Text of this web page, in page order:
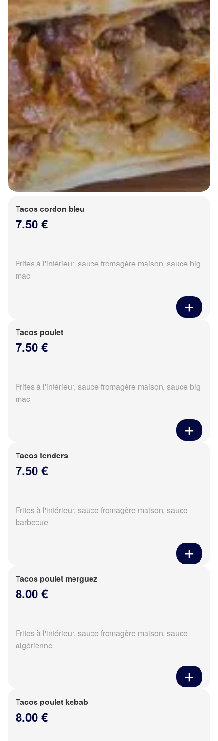
Tacos cordon bleu
7.50 €
Frites à l'intérieur, sauce fromagère maison, sauce big
mac
Tacos poulet
7.50 €
Frites à l'intérieur, sauce fromagère maison, sauce big
mac
Tacos tenders
7.50 €
Frites à l'intérieur, sauce fromagère maison, sauce
barbecue
Tacos poulet merguez
8.00 €
Frites à l'intérieur, sauce fromagère maison, sauce
algérienne
Tacos poulet kebab
8.00 €